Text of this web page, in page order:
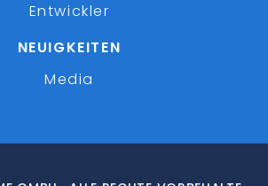
Entwickler
NEUIGKEITEN
Media